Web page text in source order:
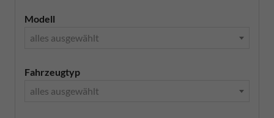
Modell
alles ausgewählt
Fahrzeugtyp
alles ausgewählt